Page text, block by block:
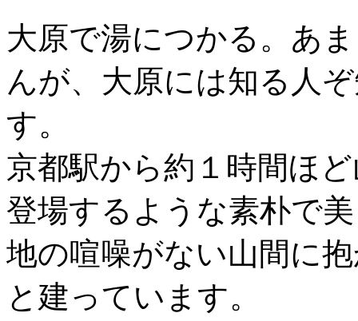
大原で湯につかる。あ
んが、大原には知る人
す。
京都駅から約１時間ほ
登場するような素朴で
地の喧噪がない山間に
と建っています。